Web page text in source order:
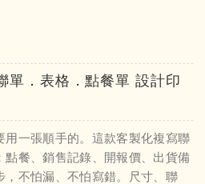
單．表格．點餐單 設計印
用一張順手的。這款客製化複寫聯
點餐、銷售記錄、開報價、出貨備
，不怕漏、不怕寫錯。尺寸、聯